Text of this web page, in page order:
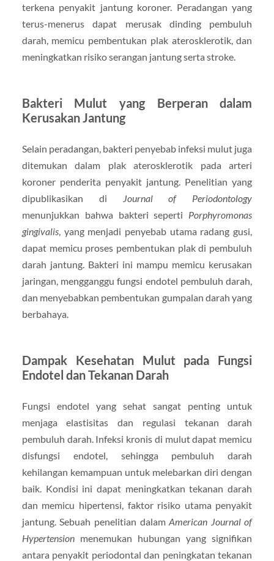
terkena penyakit jantung koroner. Peradangan yang
terus-menerus dapat merusak dinding pembuluh
darah, memicu pembentukan plak aterosklerotik, dan
meningkatkan risiko serangan jantung serta stroke.
Bakteri Mulut yang Berperan dalam
Kerusakan Jantung
Selain peradangan, bakteri penyebab infeksi mulut juga
ditemukan dalam plak aterosklerotik pada arteri
koroner penderita penyakit jantung. Penelitian yang
dipublikasikan di
Journal of Periodontology
menunjukkan bahwa bakteri seperti Porphyromonas
gingivalis, yang menjadi penyebab utama radang gusi,
dapat memicu proses pembentukan plak di pembuluh
darah jantung. Bakteri ini mampu memicu kerusakan
jaringan, mengganggu fungsi endotel pembuluh darah,
dan menyebabkan pembentukan gumpalan darah yang
berbahaya.
Dampak Kesehatan Mulut pada Fungsi
Endotel dan Tekanan Darah
Fungsi endotel yang sehat sangat penting untuk
menjaga elastisitas dan regulasi tekanan darah
pembuluh darah. Infeksi kronis di mulut dapat memicu
disfungsi endotel, sehingga pembuluh darah
kehilangan kemampuan untuk melebarkan diri dengan
baik. Kondisi ini dapat meningkatkan tekanan darah
dan memicu hipertensi, faktor risiko utama penyakit
jantung. Sebuah penelitian dalamAmerican Journal of
Hypertensionmenemukan hubungan yang signifikan
antara penyakit periodontal dan peningkatan tekanan